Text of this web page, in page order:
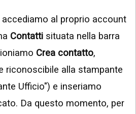
accediamo al proprio account
Contatti situata nella barra
Crea contatto,
riconoscibile alla stampante
Ufficio") e inseriamo
Da questo momento, per